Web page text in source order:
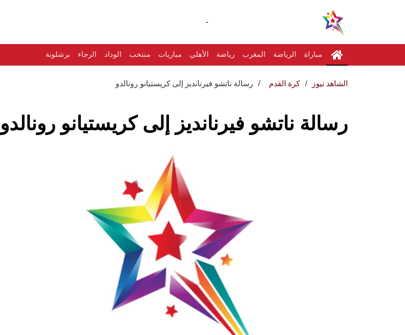
-
مباراة الرياضة المغرب رياضة الأهلي مباريات منتخب الوداد الرجاء برشلونة
الشاهد نيوز كرة القدم رسالة ناتشو فيرنانديز إلى كريستيانو رونالدو
رسالة ناتشو فيرنانديز إلى كريستيانو رونالدو